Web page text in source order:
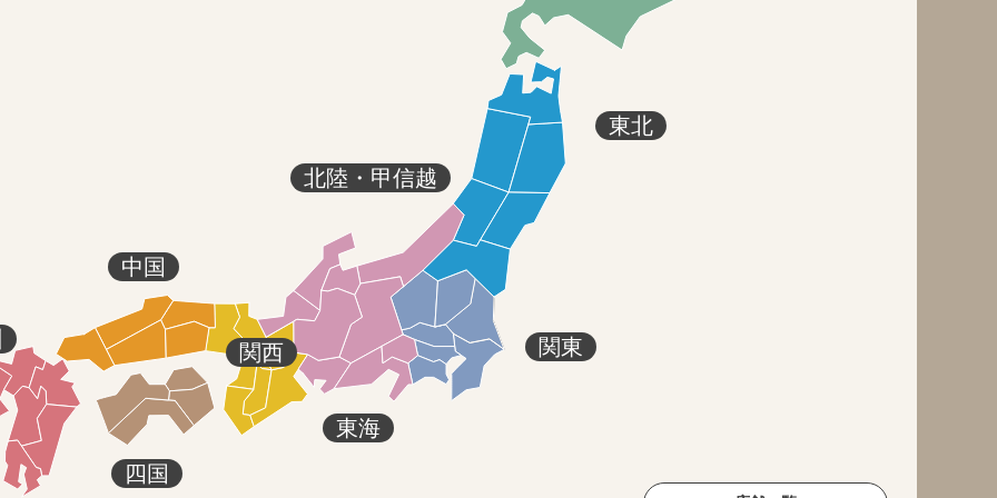
東北
関東
北陸・甲信越
東海
関西
四国
中国